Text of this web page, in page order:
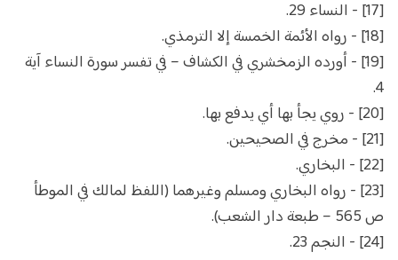
[17] - النساء 29.
[18] - رواه الأئمة الخمسة إلا الترمذي.
[19] - أورده الزمخشري في الكشاف – في تفسر سورة النساء آية
4.
[20] - روي يجأ بها أي يدفع بها.
[21] - مخرج في الصحيحين.
[22] - البخاري.
[23] - رواه البخاري ومسلم وغيرهما (اللفظ لمالك في الموطأ
ص 565 – طبعة دار الشعب).
[24] - النجم 23.